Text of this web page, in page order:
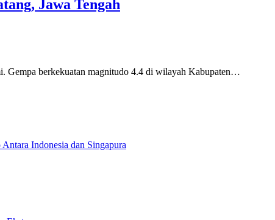
Jawa Tengah
Gempa berkekuatan magnitudo 4.4 di wilayah Kabupaten…
Indonesia dan Singapura